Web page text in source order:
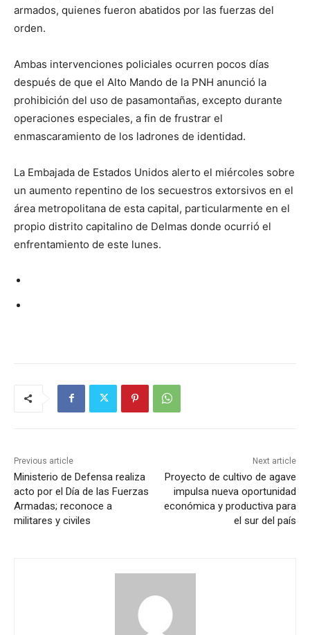
armados, quienes fueron abatidos por las fuerzas del
orden.
Ambas intervenciones policiales ocurren pocos días
después de que el Alto Mando de la PNH anunció la
prohibición del uso de pasamontañas, excepto durante
operaciones especiales, a fin de frustrar el
enmascaramiento de los ladrones de identidad.
La Embajada de Estados Unidos alerto el miércoles sobre
un aumento repentino de los secuestros extorsivos en el
área metropolitana de esta capital, particularmente en el
propio distrito capitalino de Delmas donde ocurrió el
enfrentamiento de este lunes.
Previous article
Ministerio de Defensa realiza
acto por el Día de las Fuerzas
Armadas; reconoce a
militares y civiles
Next article
Proyecto de cultivo de agave
impulsa nueva oportunidad
económica y productiva para
el sur del país